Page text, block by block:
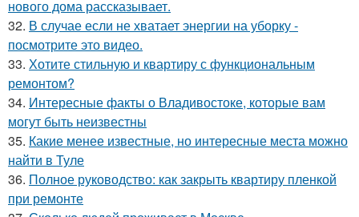
нового дома рассказывает.
32. В случае если не хватает энергии на уборку -
посмотрите это видео.
33. Хотите стильную и квартиру с функциональным
ремонтом?
34. Интересные факты о Владивостоке, которые вам
могут быть неизвестны
35. Какие менее известные, но интересные места можно
найти в Туле
36. Полное руководство: как закрыть квартиру пленкой
при ремонте